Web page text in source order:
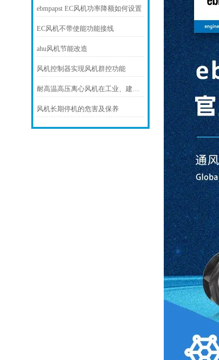
ebmpapst EC风机功率降额如何设置
EC风机不带使能功能接线
ahu风机节能改造
风机控制器实现风机群控功能
耐高温高压离心风机在工业、建筑、环境工程等领域中发挥着重要的作用
风机长期停机的危害及保养